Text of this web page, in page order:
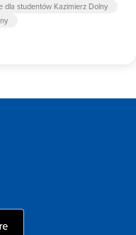
dla studentów Kazimierz Dolny